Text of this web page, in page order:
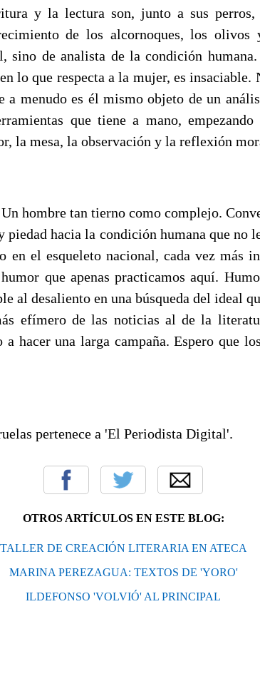
y la lectura son, junto a sus perros,
de los alcornoques, los
sino de analista de la condición
lo que respecta a la mujer, es insaciable.
a menudo es él mismo objeto de un
que tiene a mano,
la mesa, la observación y la reflexión
hombre tan tierno como complejo.
hacia la condición humana que no
en el esqueleto nacional, cada vez más
que apenas practicamos aquí.
al desaliento en una búsqueda del ideal
efímero de las noticias al de la
hacer una larga campaña. Espero que
pertenece a 'El Periodista Digital'.
OTROS ARTÍCULOS EN ESTE BLOG:
TALLER DE CREACIÓN LITERARIA EN ATECA
MARINA PEREZAGUA: TEXTOS DE 'YORO'
ILDEFONSO 'VOLVIÓ' AL PRINCIPAL